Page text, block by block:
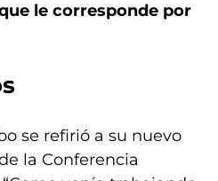
le corresponde por
se refirió a su nuevo
la Conferencia